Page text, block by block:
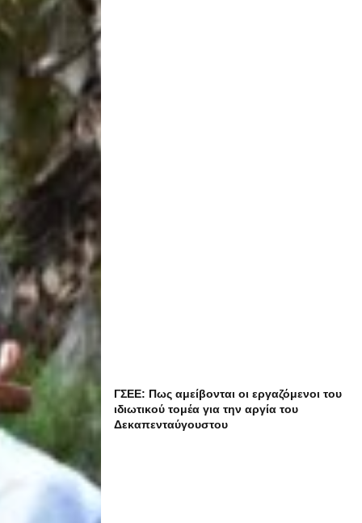
ΓΣΕΕ: Πως αμείβονται οι εργαζόμενοι του
ιδιωτικού τομέα για την αργία του
Δεκαπενταύγουστου